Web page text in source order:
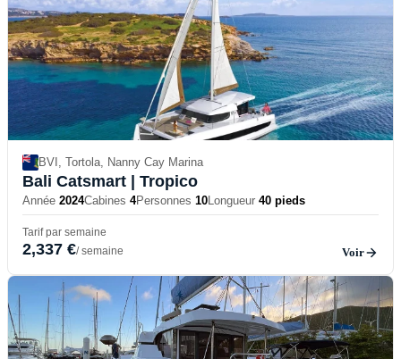
BVI, Tortola, Nanny Cay Marina
Bali Catsmart | Tropico
Année 2024Cabines 4Personnes 10Longueur 40 pieds
Tarif par semaine
2,337 €/ semaine Voir